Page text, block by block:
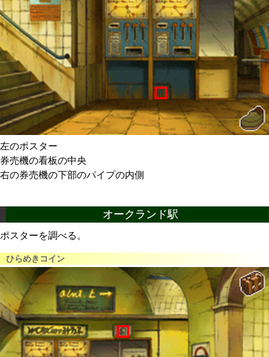
左のポスター
券売機の看板の中央
右の券売機の下部のパイプの内側
オークランド駅
ポスターを調べる。
ひらめきコイン